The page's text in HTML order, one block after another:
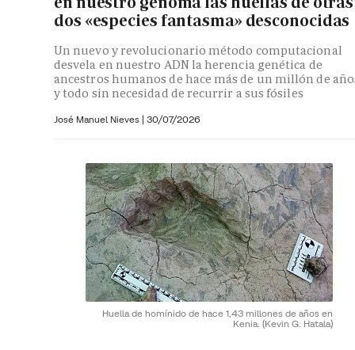
dos «especies fantasma» desconocidas
Un nuevo y revolucionario método computacional
desvela en nuestro ADN la herencia genética de
ancestros humanos de hace más de un millón de
y todo sin necesidad de recurrir a sus fósiles
José Manuel Nieves | 30/07/2026
Huella de homínido de hace 1,43 millones de años en
Kenia. (Kevin G. Hatala)